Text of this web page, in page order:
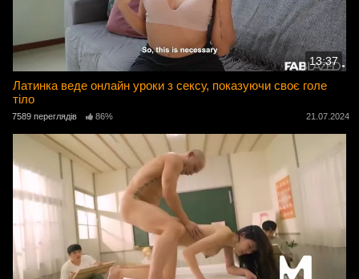
13:37
Латинка веде онлайн уроки з сексу, показуючи своє голе
тіло
7589 переглядів 86% 21.07.2024